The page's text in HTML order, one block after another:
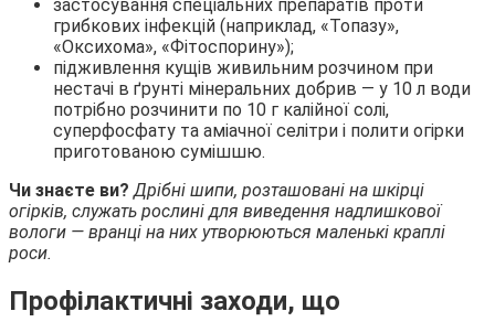
застосування спеціальних препаратів проти
грибкових інфекцій (наприклад, «Топазу»,
«Оксихома», «Фітоспорину»);
підживлення кущів живильним розчином при
нестачі в ґрунті мінеральних добрив — у 10 л води
потрібно розчинити по 10 г калійної солі,
суперфосфату та аміачної селітри і полити огірки
приготованою сумішшю.
Чи знаєте ви?Дрібні шипи, розташовані на шкірці
огірків, служать рослині для виведення надлишкової
вологи — вранці на них утворюються маленькі краплі
роси.
Профілактичні заходи, що